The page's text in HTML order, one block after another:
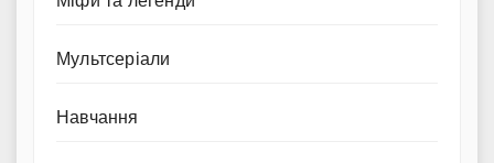
Мультсеріали
Навчання